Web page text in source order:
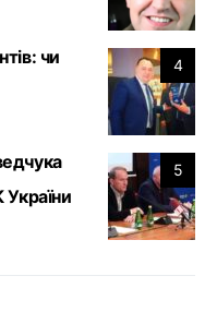
4
чи
5
України